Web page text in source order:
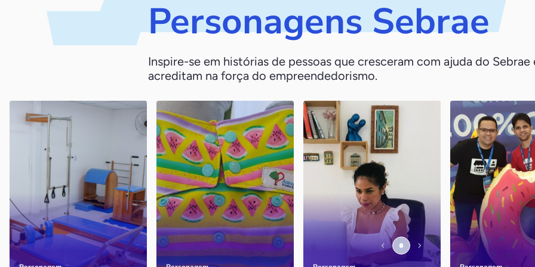
Personagens Sebrae
Inspire-se em histórias de pessoas que cresceram com ajuda do Sebrae
acreditam na força do empreendedorismo.
Clínica Evoluir
Cariacica / ES
No início, eram apenas ele, a
esposa e uma secretária.
Atualmente, o negócio já
conta com cem colabores
nas três cidades em que
tem filiais
Amor & Co.
Piracanjuba / GO
A empresa produz por mês
cerca de 500 fraldas e mil
absorventes reutilizáveis
Gardênia Régia
São Luís / MA
Após participar do
Empretec, Gardênia
aprimorou as habilidades
empreendedoras, inovou e
viu a sua empresa decolar.
Showkase
João Pessoa / PB
Entenda como o
fundamental para a
estruturação e
negócio